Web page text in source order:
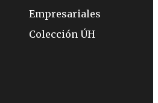
Empresariales
Colección ÚH